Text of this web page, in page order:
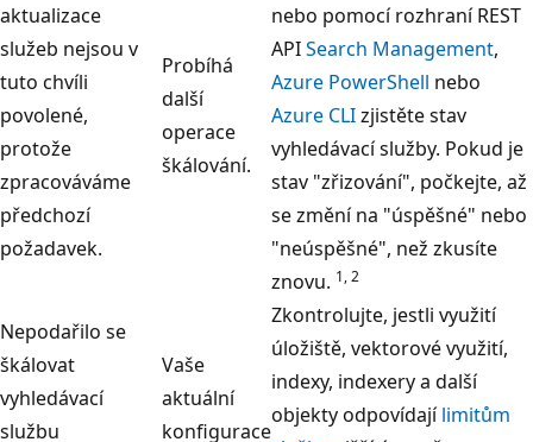
aktualizace
služeb nejsou v
tuto chvíli
povolené,
protože
zpracováváme
předchozí
požadavek.
Probíhá
další
operace
škálování.
nebo pomocí rozhraní REST
APISearch Management,
Azure PowerShell nebo
Azure CLIzjistěte stav
vyhledávací služby. Pokud je
stav "zřizování", počkejte, až
se změní na "úspěšné" nebo
"neúspěšné", než zkusíte
znovu. 1, 2
Nepodařilo se
škálovat
vyhledávací
službu
Vaše
aktuální
konfigurace
Zkontrolujte, jestli využití
úložiště, vektorové využití,
indexy, indexery a další
objekty odpovídajílimitům